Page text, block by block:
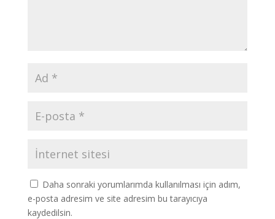
Daha sonraki yorumlarımda kullanılması için adım,
e-posta adresim ve site adresim bu tarayıcıya
kaydedilsin.